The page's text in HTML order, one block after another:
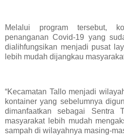
Melalui program tersebut,
penanganan Covid-19 yang
dialihfungsikan menjadi pusat
lebih mudah dijangkau
“Kecamatan Tallo menjadi
kontainer yang sebelumnya
dimanfaatkan sebagai Sentra
masyarakat lebih mudah
sampah di wilayahnya masing-